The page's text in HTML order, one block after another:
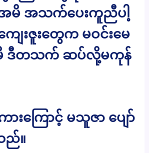
မိ အသက်ပေးကူညီပါ့
ေးဇူးတွေက မဝင်းမေ
ဒီတသက် ဆပ်လို့မကုန်
ားကြောင့် မသူဇာ ပျော်
ည်။